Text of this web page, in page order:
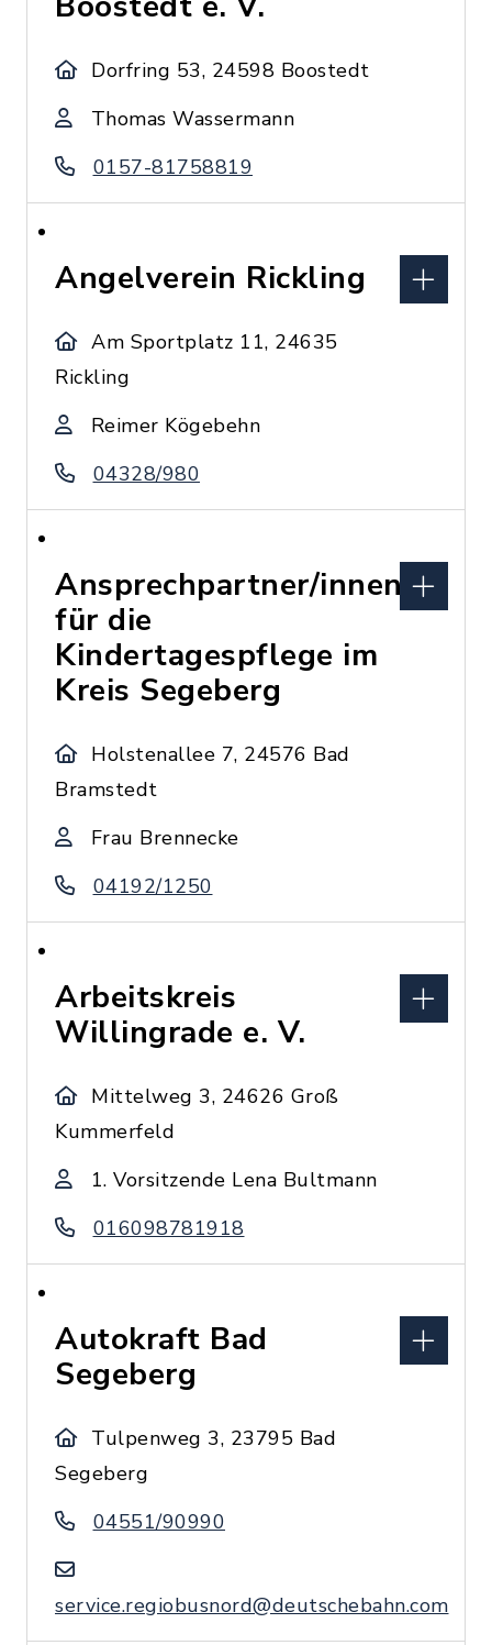
Dorfring 53, 24598 Boostedt
Thomas Wassermann
0157-81758819
Angelverein Rickling
Am Sportplatz 11, 24635
Rickling
Reimer Kögebehn
04328/980
Ansprechpartner/innen
für die
Kindertagespflege im
Kreis Segeberg
Holstenallee 7, 24576 Bad
Bramstedt
Frau Brennecke
04192/1250
Arbeitskreis
Willingrade e. V.
Mittelweg 3, 24626 Groß
Kummerfeld
1. Vorsitzende Lena Bultmann
016098781918
Autokraft Bad
Segeberg
Tulpenweg 3, 23795 Bad
Segeberg
04551/90990
service.regiobusnord@deutschebahn.com